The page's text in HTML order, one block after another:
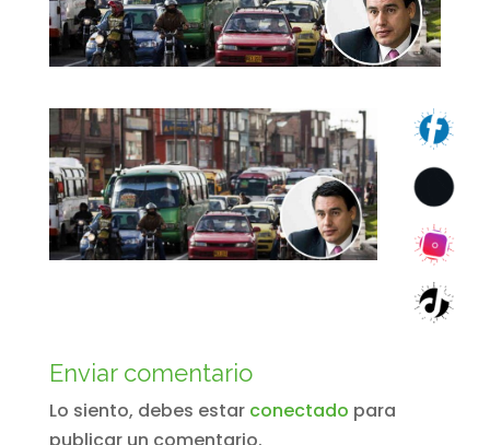
Enviar comentario
Lo siento, debes estar conectado para